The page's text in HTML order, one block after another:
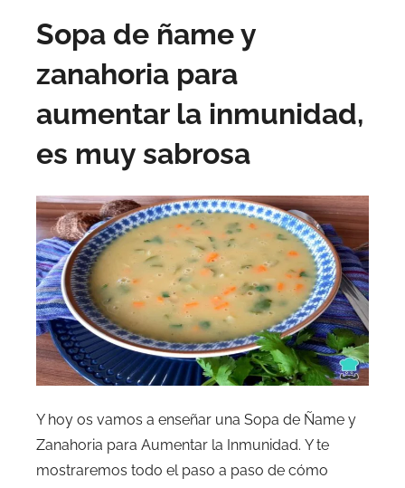
Sopa de ñame y
zanahoria para
aumentar la inmunidad,
es muy sabrosa
Y hoy os vamos a enseñar una Sopa de Ñame y
Zanahoria para Aumentar la Inmunidad. Y te
mostraremos todo el paso a paso de cómo